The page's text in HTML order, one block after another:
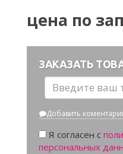
цена по
ЗАКАЗАТЬ
Добавить
Я согласен с
персональных